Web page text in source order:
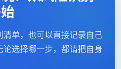
单，也可以直接记录自己
选择哪一步，都请把自身